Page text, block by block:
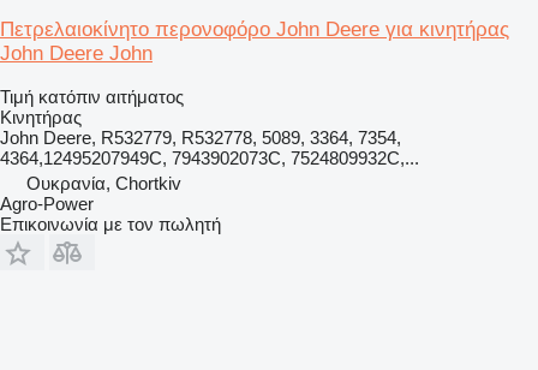
Πετρελαιοκίνητο περονοφόρο John Deere για κινητήρας
John Deere John
Τιμή κατόπιν αιτήματος
Κινητήρας
John Deere, R532779, R532778, 5089, 3364, 7354,
4364,12495207949C, 7943902073C, 7524809932C,...
Ουκρανία, Chortkiv
Agro-Power
Επικοινωνία με τον πωλητή